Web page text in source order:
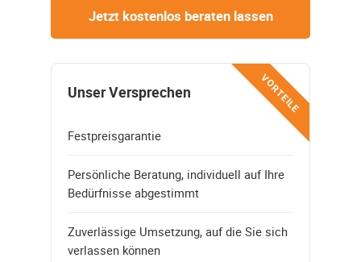
Jetzt kostenlos beraten lassen
VORTEILE
Unser Versprechen
Festpreisgarantie
Persönliche Beratung, individuell auf Ihre
Bedürfnisse abgestimmt
Zuverlässige Umsetzung, auf die Sie sich
verlassen können